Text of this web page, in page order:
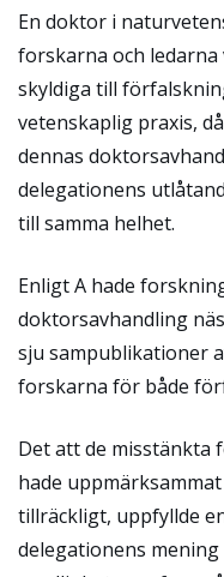
En doktor i
forskarna och
skyldiga till
vetenskaplig praxis,
dennas
delegationens
till samma helhet.
Enligt A hade
doktorsavhandling
sju sampublikationer
forskarna för både
Det att de misstänkta
hade
tillräckligt, uppfyllde
delegationens